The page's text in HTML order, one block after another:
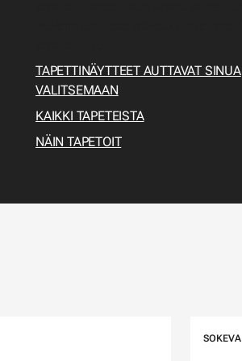
TAPETTINÄYTTEET AUTTAVAT SINUA
VALITSEMAAN
KAIKKI TAPETEISTA
NÄIN TAPETOIT
SOKEVA